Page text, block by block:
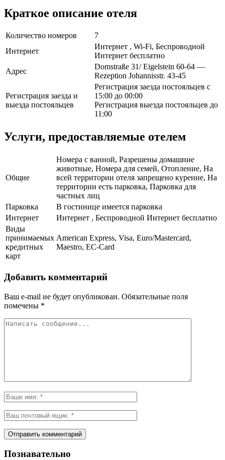
Краткое описание отеля
Количество номеров
7
Интернет
Интернет , Wi-Fi, Беспроводной
Интернет бесплатно
Адрес
Domstraße 31/ Eigelstein 60-64 —
Rezeption Johannisstr. 43-45
Регистрация заезда и
выезда постояльцев
Регистрация заезда постояльцев с
15:00 до 00:00
Регистрация выезда постояльцев до
11:00
Услуги, предоставляемые отелем
Общие
Номера с ванной, Разрешены домашние
животные, Номера для семей, Отопление, На
всей территории отеля запрещено курение, На
территории есть парковка, Парковка для
частных лиц
Парковка
В гостинице имеется парковка
Интернет
Интернет , Беспроводной Интернет бесплатно
Виды
принимаемых
кредитных
карт
American Express, Visa, Euro/Mastercard,
Maestro, EC-Card
Добавить комментарий
Ваш e-mail не будет опубликован. Обязательные поля
помечены *
Познавательно